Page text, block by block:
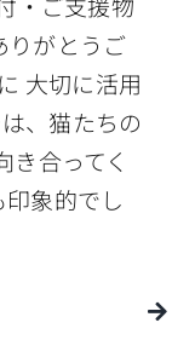
りがとうご
大切に活用
、猫たちの
合ってく
象的でし